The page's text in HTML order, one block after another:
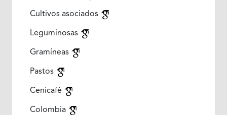
Cultivos asociados
Leguminosas
Gramíneas
Pastos
Cenicafé
Colombia